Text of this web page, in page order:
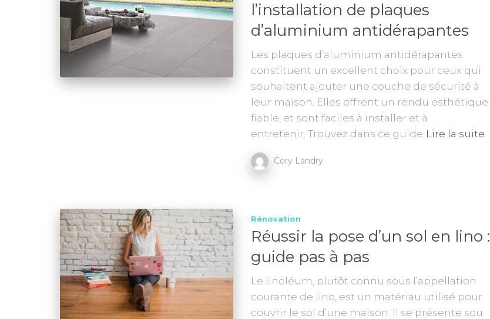
l’installation de plaques
d’aluminium antidérapantes
‍Les plaques d’aluminium antidérapantes
constituent un excellent choix pour ceux qui
souhaitent ajouter une couche de sécurité à
leur maison. Elles offrent un rendu esthétique
fiable, et sont faciles à installer et à
entretenir. Trouvez dans ce guide Lire la suite
Cory Landry
Rénovation
Réussir la pose d’un sol en lino :
guide pas à pas
Le linoléum, plutôt connu sous l’appellation
courante de lino, est un matériau utilisé pour
couvrir le sol d’une maison. Il se présente sou